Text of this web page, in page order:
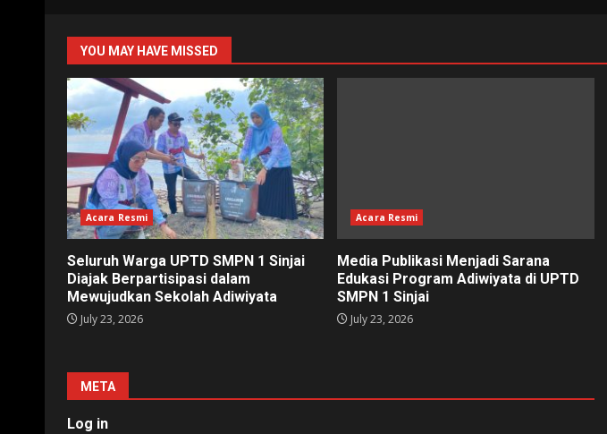
YOU MAY HAVE MISSED
Acara Resmi
Seluruh Warga UPTD SMPN 1 Sinjai
Diajak Berpartisipasi dalam
Mewujudkan Sekolah Adiwiyata
July 23, 2026
Acara Resmi
Media Publikasi Menjadi Sarana
Edukasi Program Adiwiyata di UPTD
SMPN 1 Sinjai
July 23, 2026
META
Log in